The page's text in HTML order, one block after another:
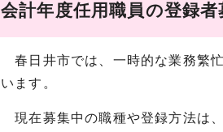
会計年度任用職員の登録者
春日井市では、一時的な業務繁
います。
現在募集中の職種や登録方法は